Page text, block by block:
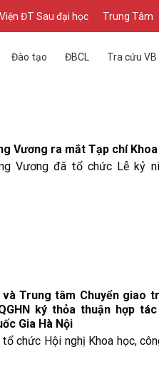
Viện ĐT Sau đại học Trung Tâm
Đào tạo ĐBCL Tra cứu VB
Vương ra mắt Tạp chí
Vương đã tổ chức Lễ kỷ
và Trung tâm Chuyển giao
ký thỏa thuận hợp
Gia Hà Nội
chức Hội nghị Khoa học,